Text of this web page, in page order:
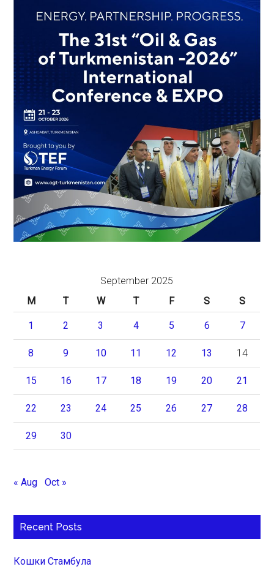
September 2025
M
T W T F S S
1 2 3 4 5 6 7
8 9 10 11 12 13 14
15 16 17 18 19 20 21
22 23 24 25 26 27 28
29 30
« Aug Oct »
Recent Posts
Кошки Стамбула